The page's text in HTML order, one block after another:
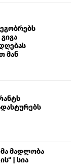
მან
მადლობა
| სია